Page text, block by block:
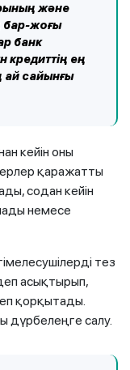
және
бар-жоғы
банк
кредиттің ең
ай сайынғы
кейін оны
қаражатты
содан кейін
немесе
тез
асықтырып,
қорқытады.
салу.